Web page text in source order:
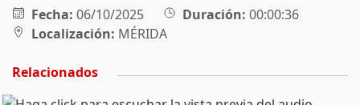
Fecha: 06/10/2025 Duración: 00:00:36
Localización: MÉRIDA
Relacionados